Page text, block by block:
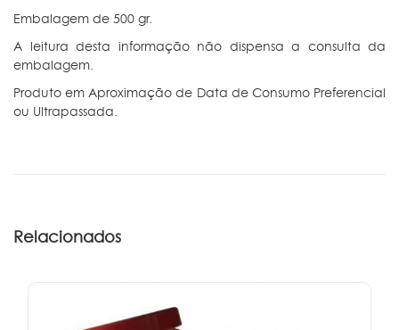
Embalagem de 500 gr.
A leitura desta informação não dispensa a consulta da
embalagem.
Produto em Aproximação de Data de Consumo Preferencial
ou Ultrapassada.
Relacionados